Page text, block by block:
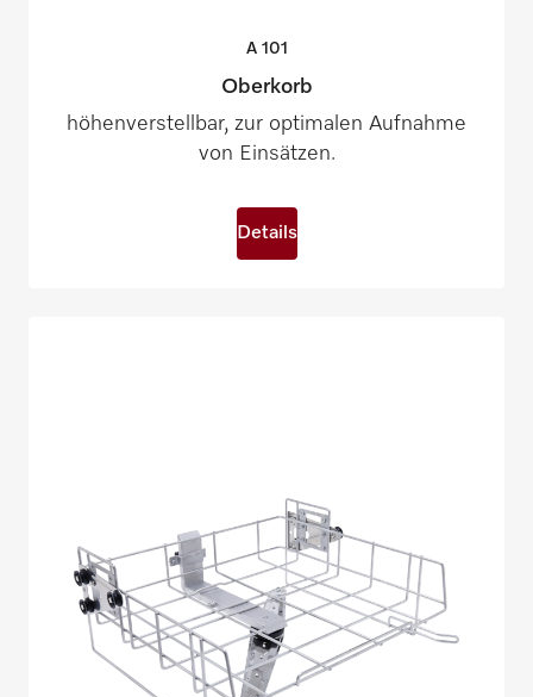
A 101
Oberkorb
höhenverstellbar, zur optimalen Aufnahme
von Einsätzen.
Details